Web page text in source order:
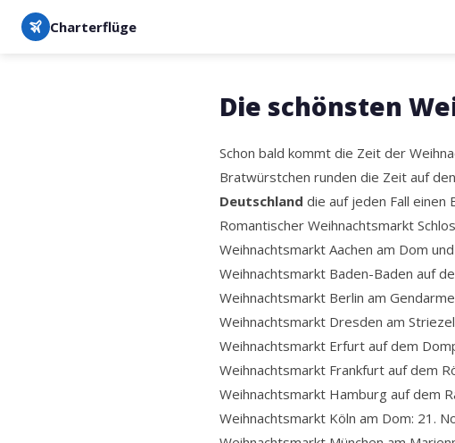
Charterflüge
Die schönsten
Schon bald kommt die Zeit der
Bratwürstchen runden die Zeit auf
Deutschland die auf jeden Fall einen
Romantischer Weihnachtsmarkt
Weihnachtsmarkt Aachen am Dom
Weihnachtsmarkt Baden-Baden auf
Weihnachtsmarkt Berlin am
Weihnachtsmarkt Dresden am
Weihnachtsmarkt Erfurt auf dem
Weihnachtsmarkt Frankfurt auf dem
Weihnachtsmarkt Hamburg auf dem
Weihnachtsmarkt Köln am Dom: 21.